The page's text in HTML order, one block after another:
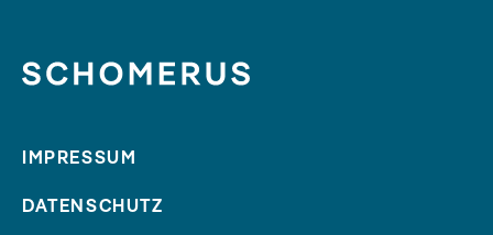
IMPRESSUM
DATENSCHUTZ